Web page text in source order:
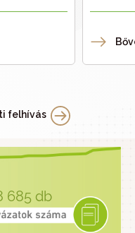
felhívás
685 db